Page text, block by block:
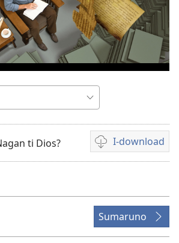
ti Dios? I-download
Dagiti
opsion
download
kadagiti
video
Sumaruno